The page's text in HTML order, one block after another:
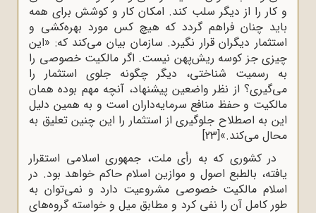
و کار را از دیگر سلب کند. امکان کار و کوشش برای همه
باید چنان فراهم گردد که هیچ کس مورد بهره‌کشی و
استثمار دیگران قرار نگیرد. سازمان بیان می‌کند که: «این
چیزی جز کوسه ریش‌پهن نیست. اگر مالکیت خصوصی را
به رسمیت شناختی، دیگر چگونه جلوی استثمار را
می‌گیری؟ از نظر واضعین پیشنهاد، آنچه مهم بوده همان
مالکیت و حفظ منافع سرمایه‌داران است و به همین دلیل
این به اصطلاح جلوگیری از استثمار را این ‌چنین تعلیق به
محال می‌کند.»[23]
در کشوری که به رأی ملت، جمهوری اسلامی استقرار
یافته، بالطبع اصول و موازین اسلام حاکم خواهد بود. در
اسلام مالکیت خصوصی مشروعیت دارد و نمی‌توان به
‌طور کامل آن را نفی کرد و مطابق میل و خواسته گروه‌های